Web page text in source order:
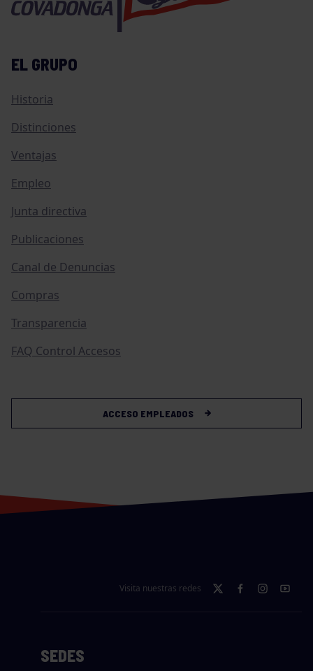
EL GRUPO
Historia
Distinciones
Ventajas
Empleo
Junta directiva
Publicaciones
Canal de Denuncias
Compras
Transparencia
FAQ Control Accesos
ACCESO EMPLEADOS
Visita nuestras redes
SEDES